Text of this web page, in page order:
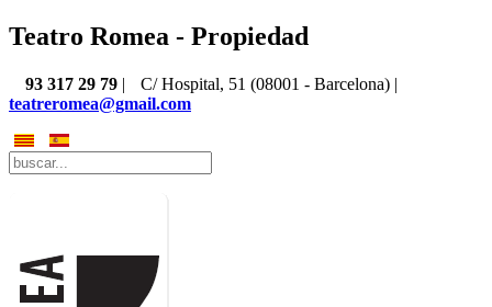
Teatro Romea - Propiedad
93 317 29 79 |
C/ Hospital, 51 (08001 - Barcelona) |
teatreromea@gmail.com